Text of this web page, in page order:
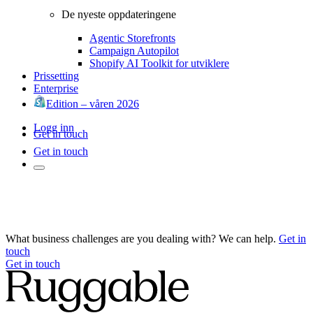
De nyeste oppdateringene
Agentic Storefronts
Campaign Autopilot
Shopify AI Toolkit for utviklere
Prissetting
Enterprise
Edition – våren 2026
Logg inn
Get in touch
Get in touch
What business challenges are you dealing with? We can help. Get in
touch
Get in touch